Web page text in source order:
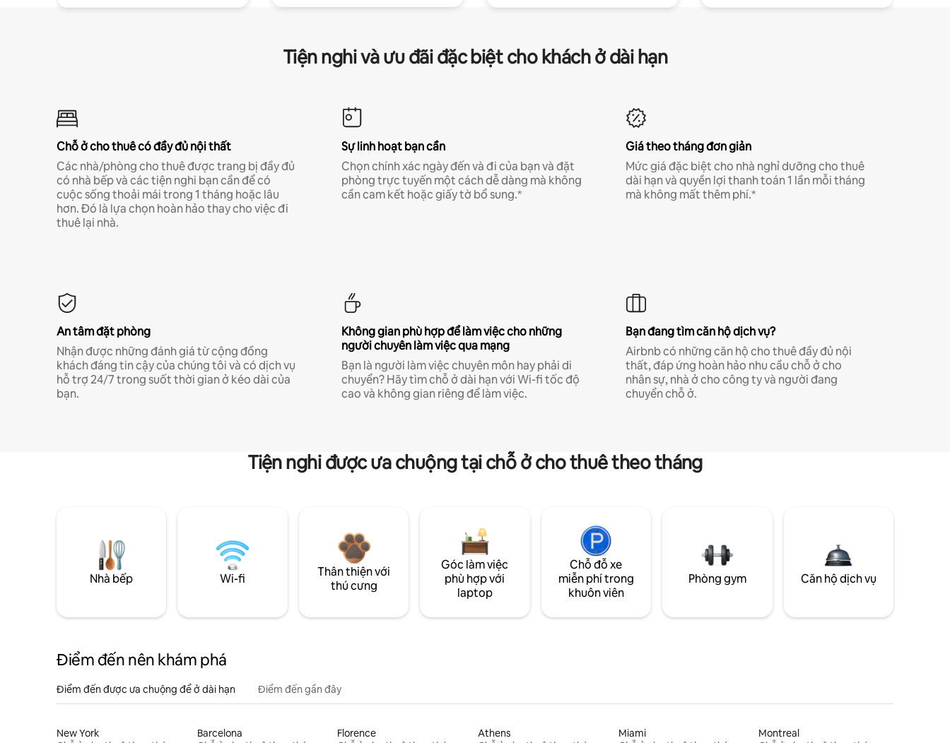
Tiện nghi và ưu đãi đặc biệt cho khách ở dài hạn
Chỗ ở cho thuê có đầy đủ nội thất
Các nhà/phòng cho thuê được trang bị đầy đủ
có nhà bếp và các tiện nghi bạn cần để có
cuộc sống thoải mái trong 1 tháng hoặc lâu
hơn. Đó là lựa chọn hoàn hảo thay cho việc đi
thuê lại nhà.
Sự linh hoạt bạn cần
Chọn chính xác ngày đến và đi của bạn và đặt
phòng trực tuyến một cách dễ dàng mà không
cần cam kết hoặc giấy tờ bổ sung.*
Giá theo tháng đơn giản
Mức giá đặc biệt cho nhà nghỉ dưỡng cho thuê
dài hạn và quyền lợi thanh toán 1 lần mỗi tháng
mà không mất thêm phí.*
An tâm đặt phòng
Nhận được những đánh giá từ cộng đồng
khách đáng tin cậy của chúng tôi và có dịch vụ
hỗ trợ 24/7 trong suốt thời gian ở kéo dài của
bạn.
Không gian phù hợp để làm việc cho những
người chuyên làm việc qua mạng
Bạn là người làm việc chuyên môn hay phải di
chuyển? Hãy tìm chỗ ở dài hạn với Wi-fi tốc độ
cao và không gian riêng để làm việc.
Bạn đang tìm căn hộ dịch vụ?
Airbnb có những căn hộ cho thuê đầy đủ nội
thất, đáp ứng hoàn hảo nhu cầu chỗ ở cho
nhân sự, nhà ở cho công ty và người đang
chuyển chỗ ở.
Tiện nghi được ưa chuộng tại chỗ ở cho thuê theo tháng
Nhà bếp Wi-fi
Thân thiện với
thú cưng
Góc làm việc
phù hợp với
laptop
Chỗ đỗ xe
miễn phí trong
khuôn viên
Phòng gym Căn hộ dịch vụ
Điểm đến nên khám phá
Điểm đến được ưa chuộng để ở dài hạn Điểm đến gần đây
New York
Barcelona
Florence
Athens
Miami
Montreal